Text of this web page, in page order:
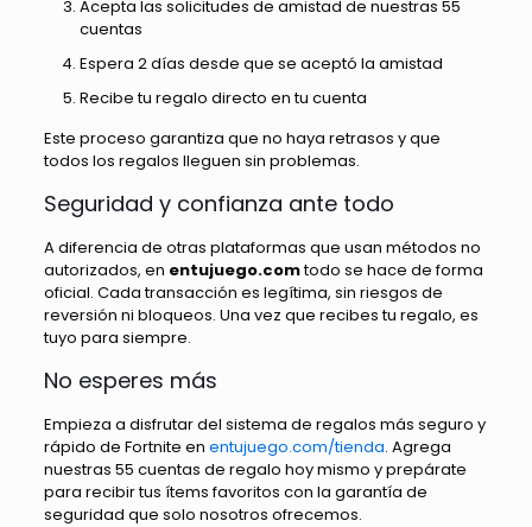
Acepta las solicitudes de amistad de nuestras 55
cuentas
Espera 2 días desde que se aceptó la amistad
Recibe tu regalo directo en tu cuenta
Este proceso garantiza que no haya retrasos y que
todos los regalos lleguen sin problemas.
Seguridad y confianza ante todo
A diferencia de otras plataformas que usan métodos no
autorizados, en entujuego.comtodo se hace de forma
oficial. Cada transacción es legítima, sin riesgos de
reversión ni bloqueos. Una vez que recibes tu regalo, es
tuyo para siempre.
No esperes más
Empieza a disfrutar del sistema de regalos más seguro y
rápido de Fortnite en entujuego.com/tienda. Agrega
nuestras 55 cuentas de regalo hoy mismo y prepárate
para recibir tus ítems favoritos con la garantía de
seguridad que solo nosotros ofrecemos.